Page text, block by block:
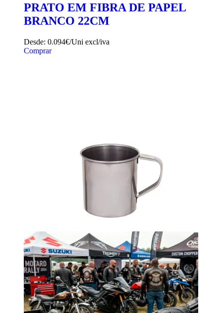
PRATO EM FIBRA DE PAPEL
BRANCO 22CM
Desde: 0.094€/Uni excl/iva
Comprar